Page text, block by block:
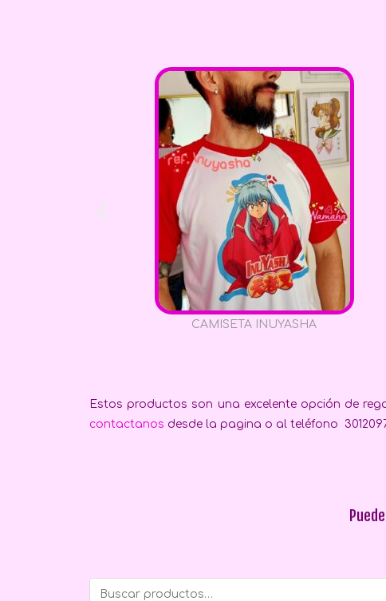
CAMISETA INUYASHA
Estos productos son una excelente opción de
contactanos desde la pagina o al teléfono